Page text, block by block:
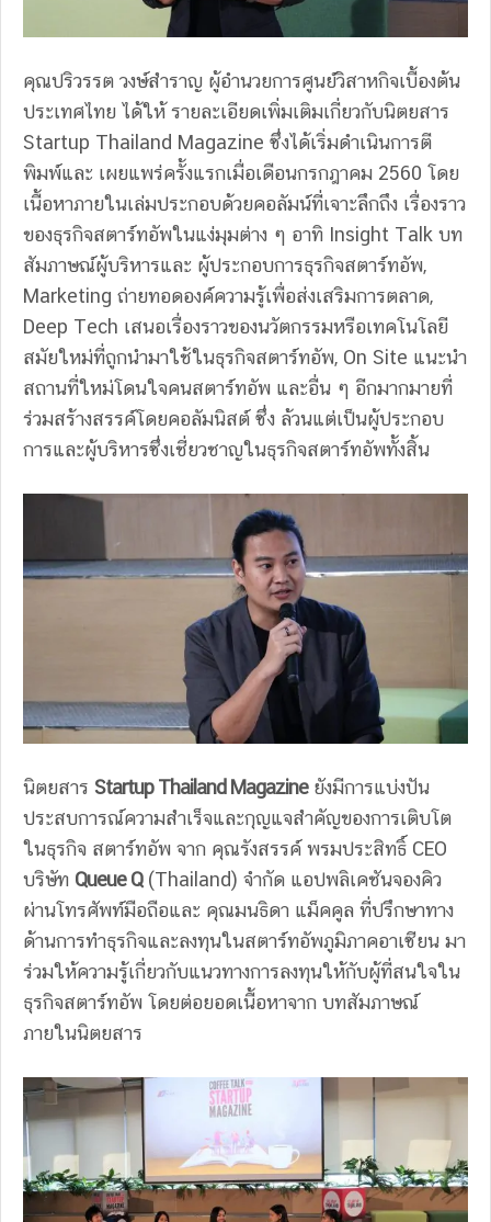
คุณปริวรรต วงษ์สําราญ ผู้อํานวยการศูนย์วิสาหกิจเบื้องต้น
ประเทศไทย ได้ให้ รายละเอียดเพิ่มเติมเกี่ยวกับนิตยสาร
Startup Thailand Magazine ซึ่งได้เริ่มดําเนินการตี
พิมพ์และ เผยแพร่ครั้งแรกเมื่อเดือนกรกฎาคม 2560 โดย
เนื้อหาภายในเล่มประกอบด้วยคอลัมน์ที่เจาะลึกถึง เรื่องราว
ของธุรกิจสตาร์ทอัพในแง่มุมต่าง ๆ อาทิ Insight Talk บท
สัมภาษณ์ผู้บริหารและ ผู้ประกอบการธุรกิจสตาร์ทอัพ,
Marketing ถ่ายทอดองค์ความรู้เพื่อส่งเสริมการตลาด,
Deep Tech เสนอเรื่องราวของนวัตกรรมหรือเทคโนโลยี
สมัยใหม่ที่ถูกนํามาใช้ในธุรกิจสตาร์ทอัพ, On Site แนะนํา
สถานที่ใหม่โดนใจคนสตาร์ทอัพ และอื่น ๆ อีกมากมายที่
ร่วมสร้างสรรค์โดยคอลัมนิสต์ ซึ่ง ล้วนแต่เป็นผู้ประกอบ
การและผู้บริหารซึ่งเชี่ยวชาญในธุรกิจสตาร์ทอัพทั้งสิ้น
นิตยสาร Startup Thailand Magazineยังมีการแบ่งปัน
ประสบการณ์ความสําเร็จและกุญแจสําคัญของการเติบโต
ในธุรกิจ สตาร์ทอัพ จาก คุณรังสรรค์ พรมประสิทธิ์ CEO
บริษัท Queue Q(Thailand) จํากัด แอปพลิเคชันจองคิว
ผ่านโทรศัพท์มือถือและ คุณมนธิดา แม็คคูล ที่ปรึกษาทาง
ด้านการทําธุรกิจและลงทุนในสตาร์ทอัพภูมิภาคอาเซียน มา
ร่วมให้ความรู้เกี่ยวกับแนวทางการลงทุนให้กับผู้ที่สนใจใน
ธุรกิจสตาร์ทอัพ โดยต่อยอดเนื้อหาจาก บทสัมภาษณ์
ภายในนิตยสาร